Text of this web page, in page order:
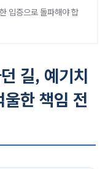
입증으로 돌파해야 합
길, 예기치
한 책임 전